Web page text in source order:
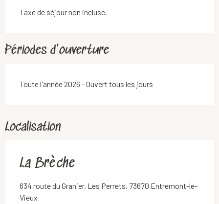
Taxe de séjour non incluse.
Périodes d'ouverture
Toute l'année 2026 - Ouvert tous les jours
Localisation
La Brèche
634 route du Granier, Les Perrets, 73670 Entremont-le-
Vieux